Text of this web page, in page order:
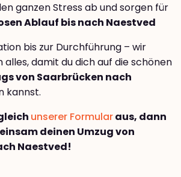
ganzen Stress ab und sorgen für
Ablauf bis nach Naestved
bis zur Durchführung – wir
alles, damit du dich auf die schönen
von Saarbrücken nach
kannst.
unserer Formularaus, dann
deinen Umzug von
Naestved!